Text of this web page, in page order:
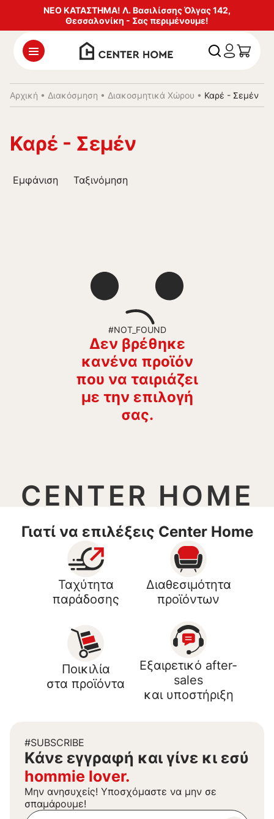
ΝΕΟ ΚΑΤΑΣΤΗΜΑ! Λ. Βασιλίσσης Όλγας 142,
Θεσσαλονίκη - Σας περιμένουμε!
Αρχική • Διακόσμηση • Διακοσμητικά Χώρου • Καρέ - Σεμέν
Καρέ - Σεμέν
Εμφάνιση Ταξινόμηση
#NOT_FOUND
Δεν βρέθηκε
κανένα προϊόν
που να ταιριάζει
με την επιλογή
σας.
CENTER HOME
Γιατί να επιλέξεις Center Home
Ταχύτητα
παράδοσης
Διαθεσιμότητα
προϊόντων
Ποικιλία
στα προϊόντα
Εξαιρετικό after-
sales
και υποστήριξη
#SUBSCRIBE
Kάνε εγγραφή και γίνε κι εσύ
hommie lover.
Μην ανησυχείς! Υποσχόμαστε να μην σε
σπαμάρουμε!